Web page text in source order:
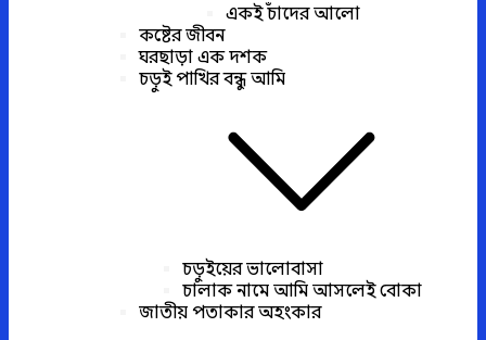
একই চাঁদের আলো
কষ্টের জীবন
ঘরছাড়া এক দশক
চড়ুই পাখির বন্ধু আমি
চড়ুইয়ের ভালোবাসা
চালাক নামে আমি আসলেই বোকা
জাতীয় পতাকার অহংকার